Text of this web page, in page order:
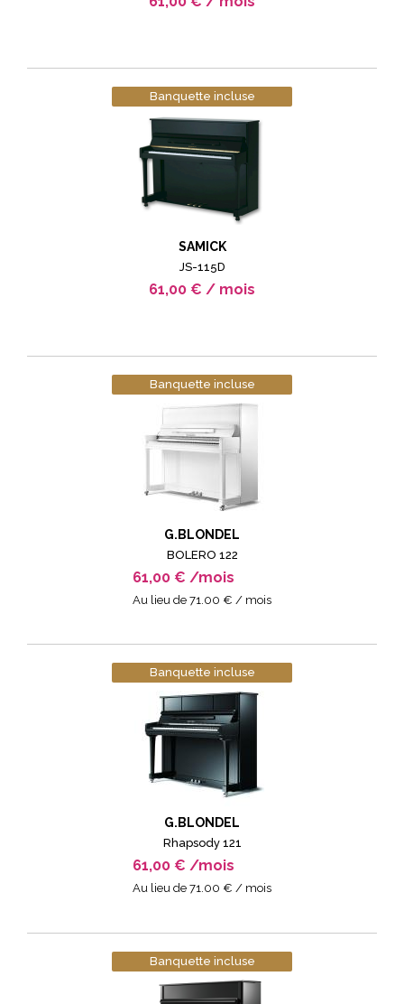
Banquette incluse
SAMICK
JS-115D
61,00 € / mois
Banquette incluse
G.BLONDEL
BOLERO 122
61,00 € /mois
Au lieu de 71.00 € / mois
Banquette incluse
G.BLONDEL
Rhapsody 121
61,00 € /mois
Au lieu de 71.00 € / mois
Banquette incluse